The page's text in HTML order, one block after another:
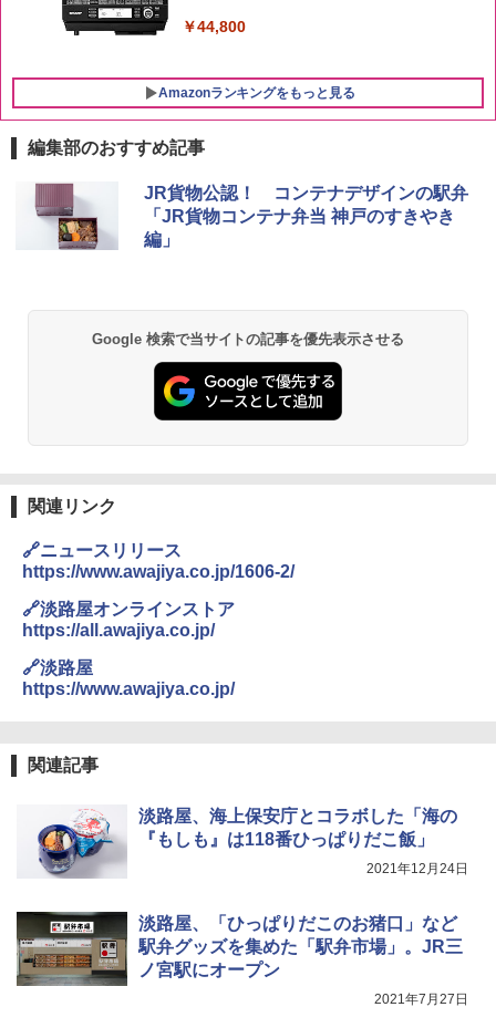
￥44,800
Amazonランキングをもっと見る
編集部のおすすめ記事
JR貨物公認！ コンテナデザインの駅弁
「JR貨物コンテナ弁当 神戸のすきやき
編」
Google 検索で当サイトの記事を優先表示させる
関連リンク
🔗ニュースリリース
https://www.awajiya.co.jp/1606-2/
🔗淡路屋オンラインストア
https://all.awajiya.co.jp/
🔗淡路屋
https://www.awajiya.co.jp/
関連記事
淡路屋、海上保安庁とコラボした「海の
『もしも』は118番ひっぱりだこ飯」
2021年12月24日
淡路屋、「ひっぱりだこのお猪口」など
駅弁グッズを集めた「駅弁市場」。JR三
ノ宮駅にオープン
2021年7月27日